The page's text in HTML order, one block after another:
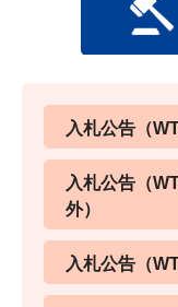
入札公告（
入札公告（
外）
入札公告（